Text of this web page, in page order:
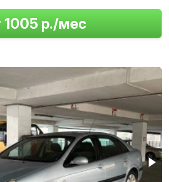
1005 р./мес